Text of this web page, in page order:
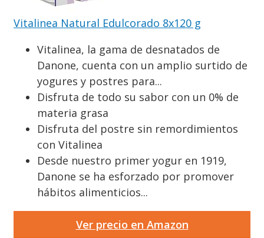
Vitalinea Natural Edulcorado 8x120 g
Vitalinea, la gama de desnatados de
Danone, cuenta con un amplio surtido de
yogures y postres para...
Disfruta de todo su sabor con un 0% de
materia grasa
Disfruta del postre sin remordimientos
con Vitalinea
Desde nuestro primer yogur en 1919,
Danone se ha esforzado por promover
hábitos alimenticios...
Ver precio en Amazon